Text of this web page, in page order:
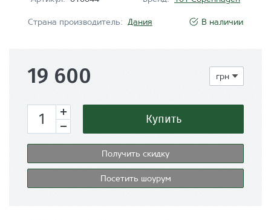
Страна производитель: Дания В наличии
19 600
Купить
Получить скидку
Посетить шоурум